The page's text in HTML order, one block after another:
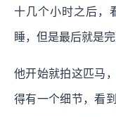
十几个小时之后，
睡，但是最后就是完
他开始就拍这匹马
得有一个细节，看